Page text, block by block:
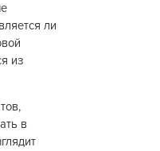
ли
из
в